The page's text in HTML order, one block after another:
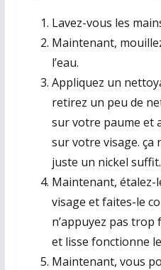
Lavez-vous les
Maintenant,
l’eau.
Appliquez un
retirez un peu de
sur votre paume et
sur votre visage. ça
juste un nickel suffit.
Maintenant, étalez-
visage et faites-le
n’appuyez pas
et lisse fonctionne
Maintenant, vous